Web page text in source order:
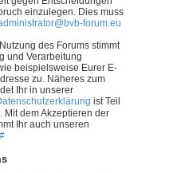
einzulegen. Dies muss
forum.eu
des Forums stimmt
und Verarbeitung
beispielsweise Eurer E-
zu. Näheres zum
Ihr in unserer
ist Teil
dem Akzeptieren der
Ihr auch unseren
#